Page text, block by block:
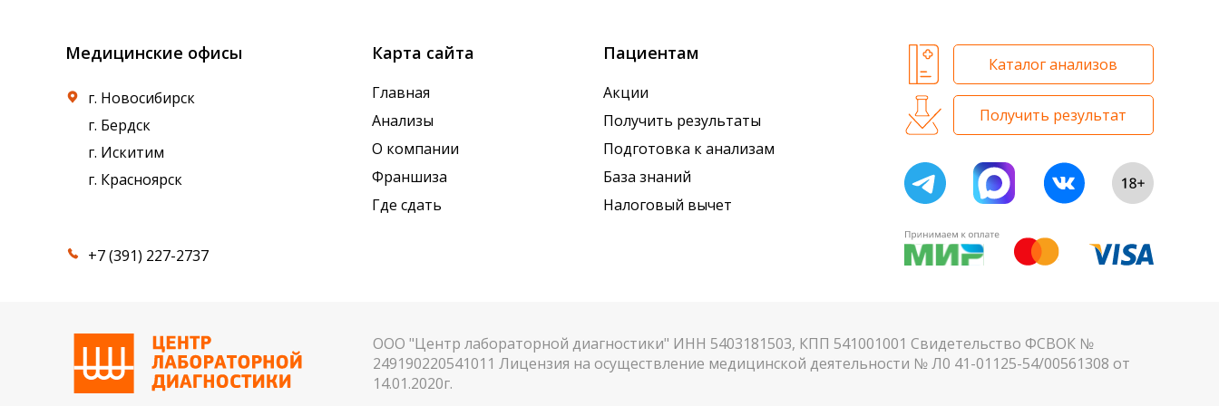
Медицинские офисы
г. Новосибирск
г. Бердск
г. Искитим
г. Красноярск
+7 (391) 227-2737
Карта сайта
Главная
Анализы
О компании
Франшиза
Где сдать
Пациентам
Акции
Получить результаты
Подготовка к анализам
База знаний
Налоговый вычет
Каталог анализов
Получить результат
ООО "Центр лабораторной диагностики" ИНН 5403181503, КПП 541001001 Свидетельство ФСВОК №
249190220541011 Лицензия на осуществление медицинской деятельности № Л0 41-01125-54/00561308 от
14.01.2020г.